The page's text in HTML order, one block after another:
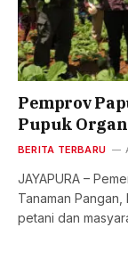
Pemprov
Pupuk
BERITA TERBARU
JAYAPURA –
Tanaman
petani dan